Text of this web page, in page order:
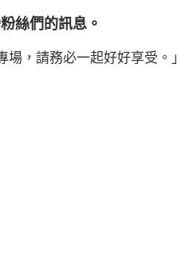
絲們的訊息。
場，請務必一起好好享受。」